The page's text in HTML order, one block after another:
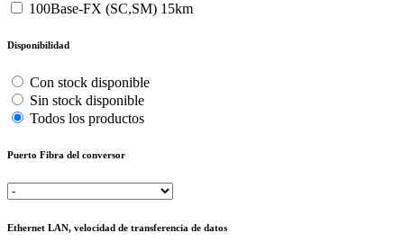
100Base-FX (SC,SM) 15km
Disponibilidad
Con stock disponible
Sin stock disponible
Todos los productos
Puerto Fibra del conversor
Ethernet LAN, velocidad de transferencia de datos